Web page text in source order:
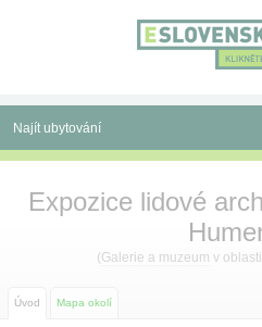
Najít ubytování
Expozice lidové
(Galerie a muzeum v oblasti
Úvod Mapa okolí